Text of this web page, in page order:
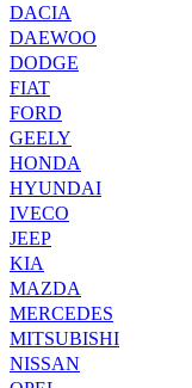
DACIA
DAEWOO
DODGE
FIAT
FORD
GEELY
HONDA
HYUNDAI
IVECO
JEEP
KIA
MAZDA
MERCEDES
MITSUBISHI
NISSAN